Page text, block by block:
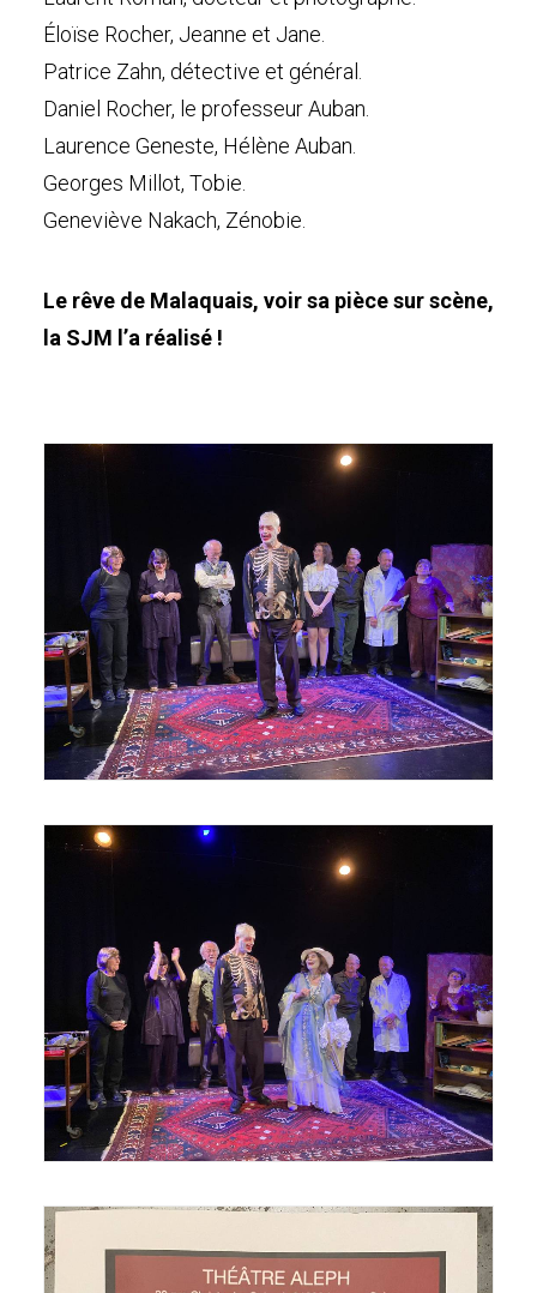
Éloïse Rocher, Jeanne et Jane.
Patrice Zahn, détective et général.
Daniel Rocher, le professeur Auban.
Laurence Geneste, Hélène Auban.
Georges Millot, Tobie.
Geneviève Nakach, Zénobie.
Le rêve de Malaquais, voir sa pièce sur scène,
la SJM l’a réalisé !